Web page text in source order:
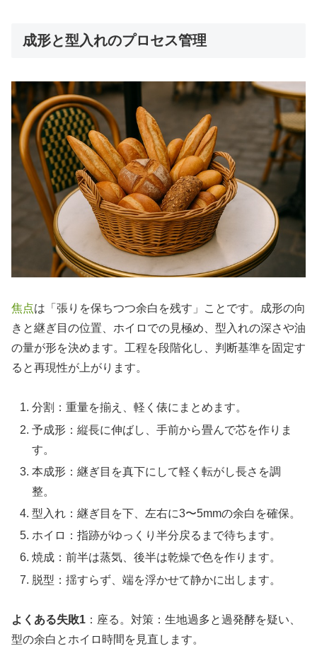
成形と型入れのプロセス管理
焦点は「張りを保ちつつ余白を残す」ことです。成形の向
きと継ぎ目の位置、ホイロでの見極め、型入れの深さや油
の量が形を決めます。工程を段階化し、判断基準を固定す
ると再現性が上がります。
分割：重量を揃え、軽く俵にまとめます。
予成形：縦長に伸ばし、手前から畳んで芯を作りま
す。
本成形：継ぎ目を真下にして軽く転がし長さを調
整。
型入れ：継ぎ目を下、左右に3〜5mmの余白を確保。
ホイロ：指跡がゆっくり半分戻るまで待ちます。
焼成：前半は蒸気、後半は乾燥で色を作ります。
脱型：揺すらず、端を浮かせて静かに出します。
よくある失敗1 ：座る。対策：生地過多と過発酵を疑い、
型の余白とホイロ時間を見直します。